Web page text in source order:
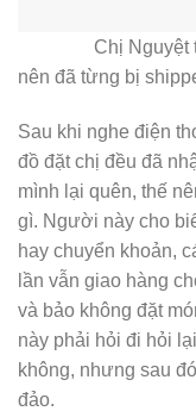
Chị Nguyệt
nên đã từng bị
Sau khi nghe điện
đồ đặt chị đều đã
mình lại quên, thế
gì. Người này cho
hay chuyển khoản,
lần vẫn giao hàng
và bảo không đặt
này phải hỏi đi hỏi
không, nhưng sau
đảo.